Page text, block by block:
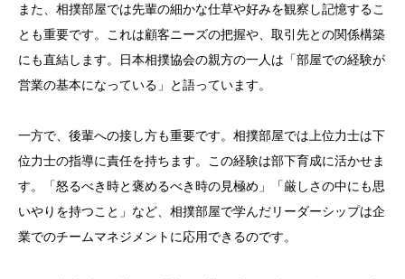
また、相撲部屋では先輩の細かな仕草や好みを観察し記憶するこ
とも重要です。これは顧客ニーズの把握や、取引先との関係構築
にも直結します。日本相撲協会の親方の一人は「部屋での経験が
営業の基本になっている」と語っています。
一方で、後輩への接し方も重要です。相撲部屋では上位力士は下
位力士の指導に責任を持ちます。この経験は部下育成に活かせま
す。「怒るべき時と褒めるべき時の見極め」「厳しさの中にも思
いやりを持つこと」など、相撲部屋で学んだリーダーシップは企
業でのチームマネジメントに応用できるのです。